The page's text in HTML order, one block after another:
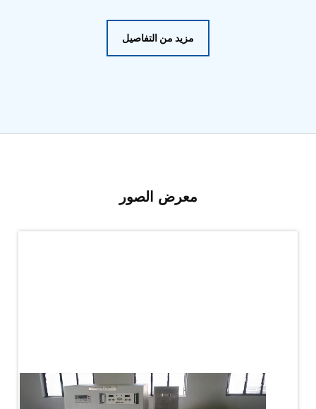
Hydraulic Pressure Test Bench
High Pressure Air Test System
PC-Based Counter Timer Test Rig
Nitrogen Cart With Booster
Cv And Control Valve Test Rig
Dual Power Hydraulic Test Rig
Compressor Test Rig
Oxygen Enrichment Facility
Stun Shell Composition Filling & Assembling
Machine
مزيد من التفاصيل
معرض الصور